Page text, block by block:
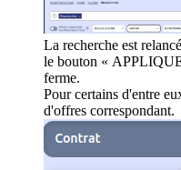
La recherche est
le bouton «
ferme.
Pour certains d'entre
d'offres correspondant.